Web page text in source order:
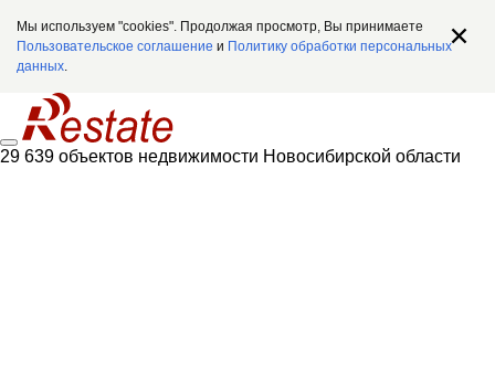
Мы используем "cookies". Продолжая просмотр, Вы принимаете
Пользовательское соглашение и Политику обработки персональных
данных.
29 639 объектов недвижимости Новосибирской области